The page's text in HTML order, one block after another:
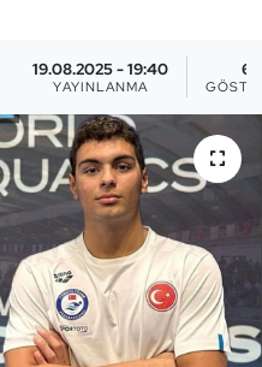
19.08.2025 - 19:40
YAYINLANMA
6